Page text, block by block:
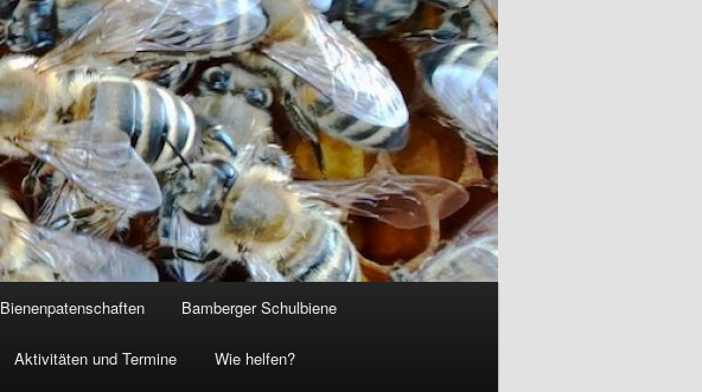
Bienenpatenschaften Bamberger Schulbiene
Aktivitäten und Termine Wie helfen?